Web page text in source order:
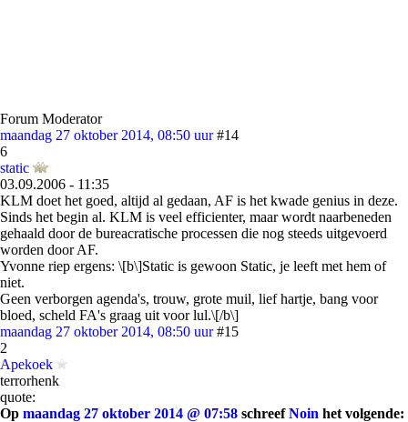
Forum Moderator
maandag 27 oktober 2014, 08:50 uur #14
6
static
03.09.2006 - 11:35
KLM doet het goed, altijd al gedaan, AF is het kwade genius in deze.
Sinds het begin al. KLM is veel efficienter, maar wordt naarbeneden
gehaald door de bureacratische processen die nog steeds uitgevoerd
worden door AF.
Yvonne riep ergens: \[b\]Static is gewoon Static, je leeft met hem of
niet.
Geen verborgen agenda's, trouw, grote muil, lief hartje, bang voor
bloed, scheld FA's graag uit voor lul.\[/b\]
maandag 27 oktober 2014, 08:50 uur #15
2
Apekoek
terrorhenk
quote:
Op maandag 27 oktober 2014 @ 07:58 schreefNoin het volgende: